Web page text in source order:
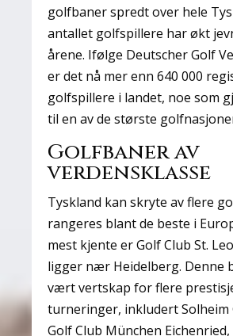
golfbaner spredt over hele
antallet golfspillere har økt
årene. Ifølge Deutscher Golf
er det nå mer enn 640 000
golfspillere i landet, noe som
til en av de største
Golfbaner av
verdensklasse
Tyskland kan skryte av flere
rangeres blant de beste i
mest kjente er Golf Club St.
ligger nær Heidelberg. Denne
vært vertskap for flere
turneringer, inkludert Solheim
Golf Club München